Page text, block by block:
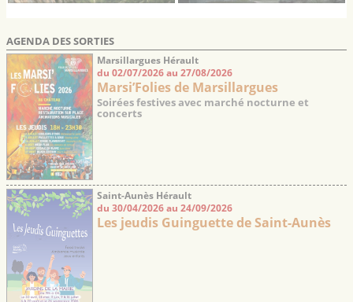
AGENDA DES SORTIES
Marsillargues Hérault
du 02/07/2026 au 27/08/2026
Marsi’Folies de Marsillargues
Soirées festives avec marché nocturne et
concerts
Saint-Aunès Hérault
du 30/04/2026 au 24/09/2026
Les jeudis Guinguette de Saint-Aunès